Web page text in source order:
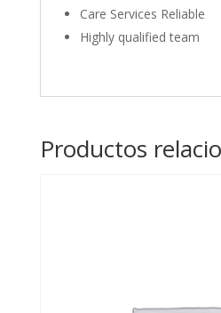
Care Services Reliable
Highly qualified team
Productos